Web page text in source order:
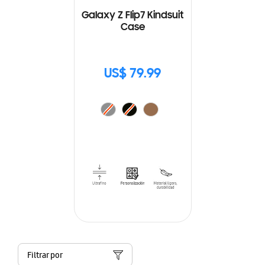
Galaxy Z Flip7 Kindsuit
Case
US$ 79.99
Filtrar por